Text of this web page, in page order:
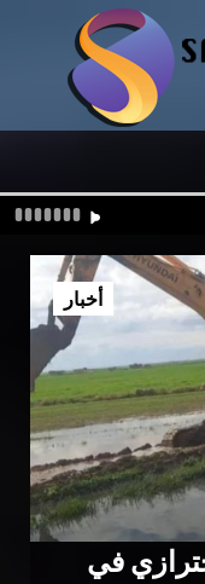
في
أخبار